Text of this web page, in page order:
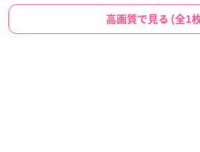
高画質で見る (全1